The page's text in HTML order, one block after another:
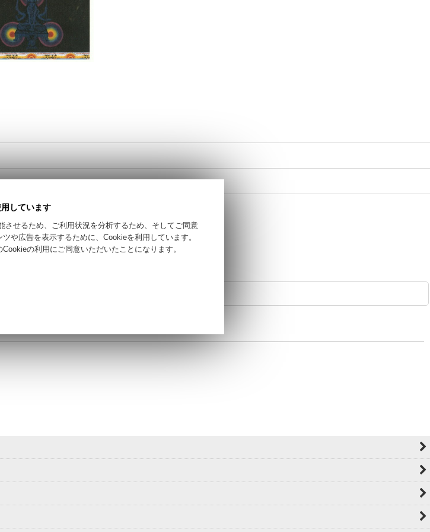
お問い合わせ
しています
させるため、ご利用状況を分析するため、そしてご同意
や広告を表示するために、Cookieを利用しています。
の利用にご同意いただいたことになります。